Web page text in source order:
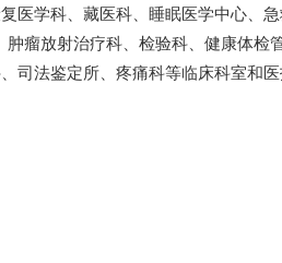
学科、藏医科、睡眠医学中心、
瘤放射治疗科、检验科、健康体检
法鉴定所、疼痛科等临床科室和医